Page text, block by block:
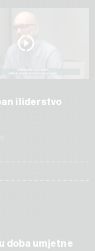
i liderstvo
doba umjetne